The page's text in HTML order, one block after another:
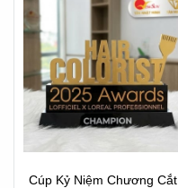
Cúp Kỷ Niệm Chương Cắt